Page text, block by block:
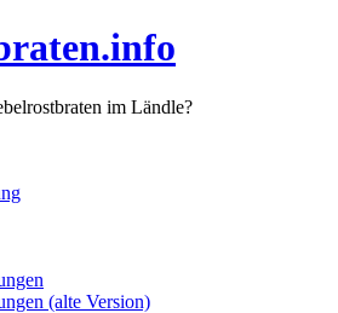
im Ländle?
(alte Version)